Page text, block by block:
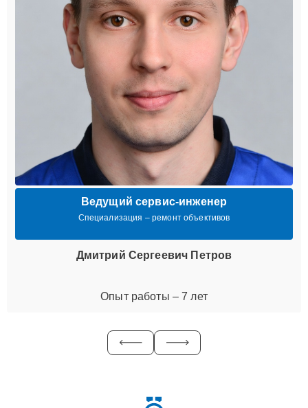
Ведущий сервис-инженер
Специализация – ремонт объективов
Дмитрий Сергеевич Петров
Опыт работы – 7 лет